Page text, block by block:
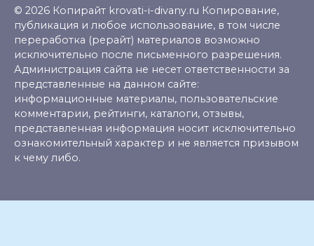
© 2026 Копирайт krovati-i-divany.ru Копирование,
публикация и любое использование, в том числе
переработка (рерайт) материалов возможно
исключительно после письменного разрешения.
Администрация сайта не несет ответственности за
представленные на данном сайте:
информационные материалы, пользовательские
комментарии, рейтинги, каталоги, отзывы,
представленная информация носит исключительно
ознакомительный характер и не является призывом
к чему либо.